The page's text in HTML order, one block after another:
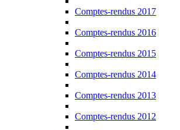
Comptes-rendus 2017
Comptes-rendus 2016
Comptes-rendus 2015
Comptes-rendus 2014
Comptes-rendus 2013
Comptes-rendus 2012